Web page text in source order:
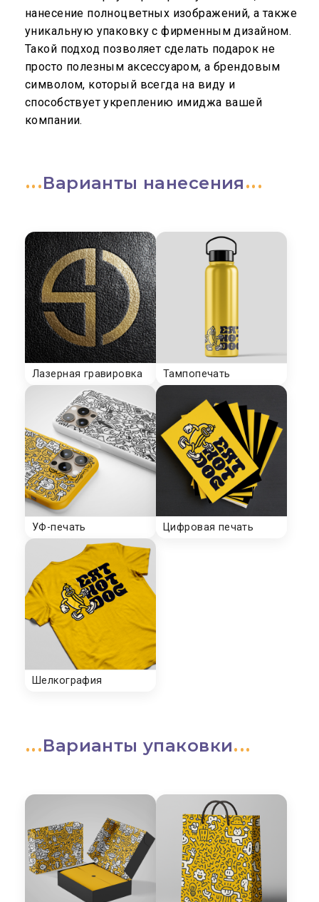
нанесение полноцветных изображений, а также
уникальную упаковку с фирменным дизайном.
Такой подход позволяет сделать подарок не
просто полезным аксессуаром, а брендовым
символом, который всегда на виду и
способствует укреплению имиджа вашей
компании.
Варианты нанесения
Варианты упаковки